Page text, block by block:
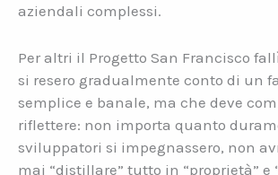
aziendali complessi.
Per altri il Progetto San Francisco
si resero gradualmente conto di un
semplice e banale, ma che deve
riflettere: non importa quanto
sviluppatori si impegnassero, non
mai “distillare” tutto in “proprietà” e